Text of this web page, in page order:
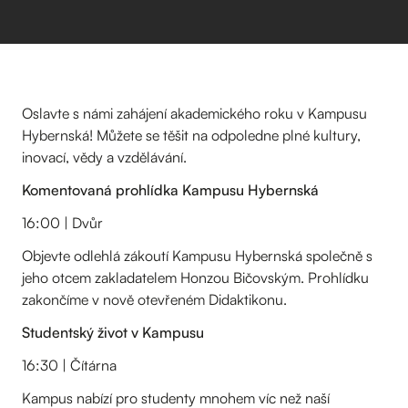
Oslavte s námi zahájení akademického roku v Kampusu
Hybernská! Můžete se těšit na odpoledne plné kultury,
inovací, vědy a vzdělávání.
Komentovaná prohlídka Kampusu Hybernská
16:00 | Dvůr
Objevte odlehlá zákoutí Kampusu Hybernská společně s
jeho otcem zakladatelem Honzou Bičovským. Prohlídku
zakončíme v nově otevřeném Didaktikonu.
Studentský život v Kampusu
16:30 | Čítárna
Kampus nabízí pro studenty mnohem víc než naší